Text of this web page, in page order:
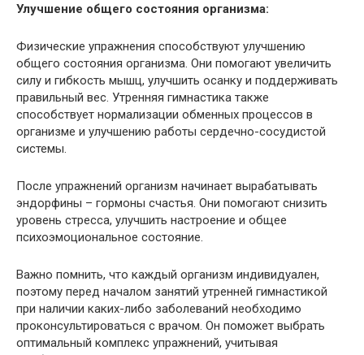
Улучшение общего состояния организма:
Физические упражнения способствуют улучшению
общего состояния организма. Они помогают увеличить
силу и гибкость мышц, улучшить осанку и поддерживать
правильный вес. Утренняя гимнастика также
способствует нормализации обменных процессов в
организме и улучшению работы сердечно-сосудистой
системы.
После упражнений организм начинает вырабатывать
эндорфины – гормоны счастья. Они помогают снизить
уровень стресса, улучшить настроение и общее
психоэмоциональное состояние.
Важно помнить, что каждый организм индивидуален,
поэтому перед началом занятий утренней гимнастикой
при наличии каких-либо заболеваний необходимо
проконсультироваться с врачом. Он поможет выбрать
оптимальный комплекс упражнений, учитывая